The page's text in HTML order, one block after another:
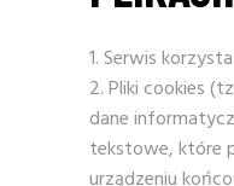
Serwis
Pliki cookies
dane
tekstowe, które